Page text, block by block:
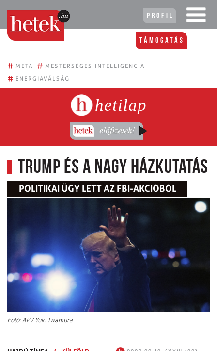
Profil
Támogatás
# META # MESTERSÉGES INTELLIGENCIA
# ENERGIAVÁLSÁG
hetilap
Trump és a nagy házkutatás
POLITIKAI ÜGY LETT AZ FBI-AKCIÓBÓL
Fotó: AP / Yuki Iwamura